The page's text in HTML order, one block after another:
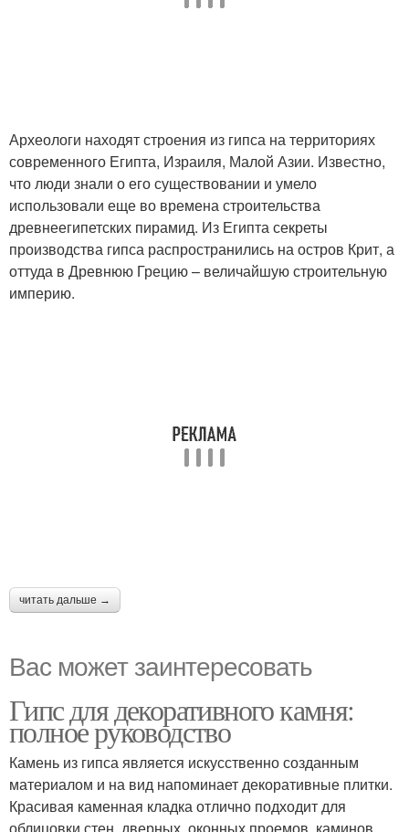
Археологи находят строения из гипса на территориях
современного Египта, Израиля, Малой Азии. Известно,
что люди знали о его существовании и умело
использовали еще во времена строительства
древнеегипетских пирамид. Из Египта секреты
производства гипса распространились на остров Крит, а
оттуда в Древнюю Грецию – величайшую строительную
империю.
читать дальше →
Вас может заинтересовать
Гипс для декоративного камня:
полное руководство
Камень из гипса является искусственно созданным
материалом и на вид напоминает декоративные плитки.
Красивая каменная кладка отлично подходит для